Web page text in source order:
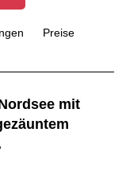
Preise
mit